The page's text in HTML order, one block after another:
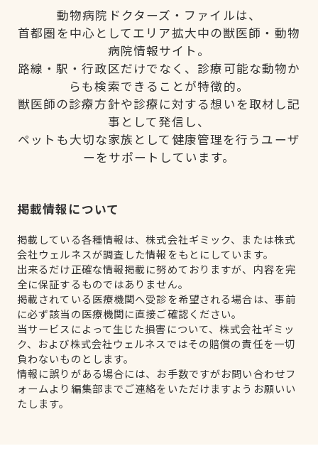
動物病院ドクターズ・ファイルは、
首都圏を中心としてエリア拡大中の獣医師・動物
病院情報サイト。
路線・駅・行政区だけでなく、診療可能な動物か
らも検索できることが特徴的。
獣医師の診療方針や診療に対する想いを取材し記
事として発信し、
ペットも大切な家族として健康管理を行うユーザ
ーをサポートしています。
掲載情報について
掲載している各種情報は、株式会社ギミック、または株式
会社ウェルネスが調査した情報をもとにしています。
出来るだけ正確な情報掲載に努めておりますが、内容を完
全に保証するものではありません。
掲載されている医療機関へ受診を希望される場合は、事前
に必ず該当の医療機関に直接ご確認ください。
当サービスによって生じた損害について、株式会社ギミッ
ク、および株式会社ウェルネスではその賠償の責任を一切
負わないものとします。
情報に誤りがある場合には、お手数ですがお問い合わせフ
ォームより編集部までご連絡をいただけますようお願いい
たします。